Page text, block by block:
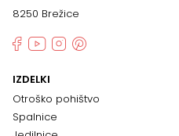
8250 Brežice
IZDELKI
Otroško pohištvo
Spalnice